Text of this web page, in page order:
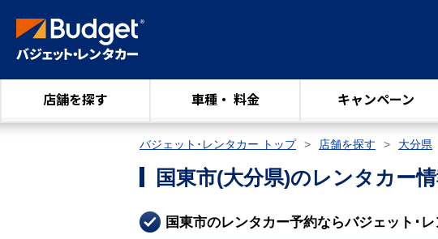
店舗を探す 車種・ 料金 キャンペーン
バジェット･レンタカー トップ 店舗を探す 大分県
国東市(大分県)のレンタカー
国東市のレンタカー予約ならバジェット･